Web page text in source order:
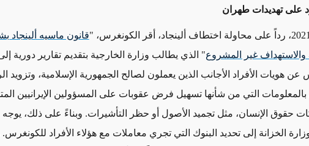
على تهديدات طهران
قانون ماسيه ألينجاد
والاستهداف غير المشروع" الذي يطالب وزارة الخارجية بتقديم تقارير دورية
عن هويات الأفراد الأجانب الذين يعملون لصالح الجمهورية الإسلامية، وتزويد
بالمعلومات التي من شأنها تسهيل فرض عقوبات على المسؤولين الإيرانيين
حقوق الإنسان، مثل تجميد الأصول أو حظر التأشيرات. وبناءً على ذلك، يوجه
الخزانة إلى تحديد البنوك التي تجري معاملات مع هؤلاء الأفراد